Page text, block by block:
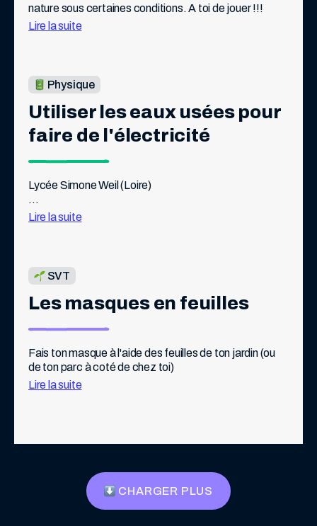
nature sous certaines conditions. A toi de jouer !!!
Lire la suite
Physique
Utiliser les eaux usées pour
faire de l'électricité
Lycée Simone Weil (Loire)
Guemra Ilian
Courbon Loréna
bénéfiques après utilisation. Elles sont directement
envoyées dans des stations d’épuration.
Lire la suite
SVT
Les masques en feuilles
Fais ton masque à l'aide des feuilles de ton jardin (ou
de ton parc à coté de chez toi)
Lire la suite
CHARGER PLUS